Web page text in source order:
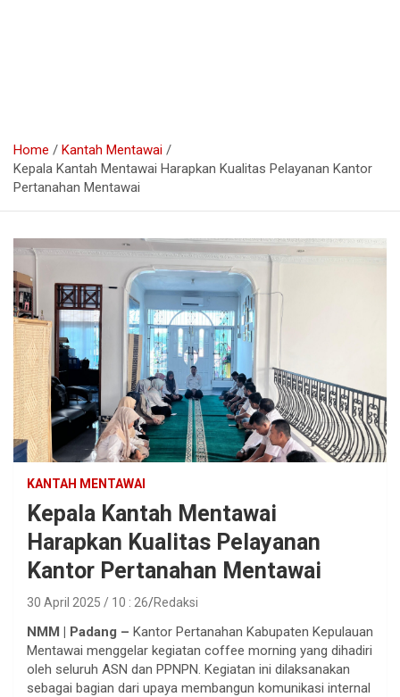
Home
Kantah Mentawai
Kepala Kantah Mentawai Harapkan Kualitas Pelayanan Kantor
Pertanahan Mentawai
KANTAH MENTAWAI
Kepala Kantah Mentawai
Harapkan Kualitas Pelayanan
Kantor Pertanahan Mentawai
30 April 2025 / 10 : 26 Redaksi
NMM | Padang – Kantor Pertanahan Kabupaten Kepulauan
Mentawai menggelar kegiatan coffee morning yang dihadiri
oleh seluruh ASN dan PPNPN. Kegiatan ini dilaksanakan
sebagai bagian dari upaya membangun komunikasi internal